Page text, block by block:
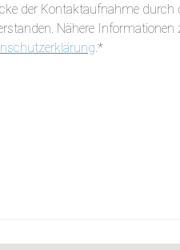
der Kontaktaufnahme
Nähere
.*